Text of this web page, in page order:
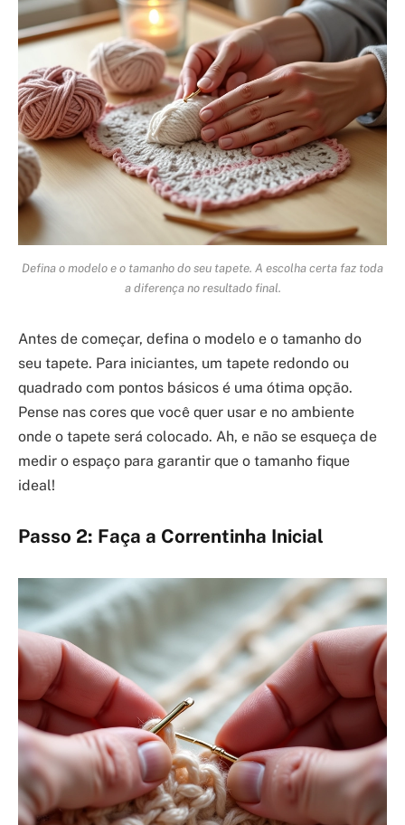
Defina o modelo e o tamanho do seu tapete. A escolha certa faz toda
a diferença no resultado final.
Antes de começar, defina o modelo e o tamanho do
seu tapete. Para iniciantes, um tapete redondo ou
quadrado com pontos básicos é uma ótima opção.
Pense nas cores que você quer usar e no ambiente
onde o tapete será colocado. Ah, e não se esqueça de
medir o espaço para garantir que o tamanho fique
ideal!
Passo 2: Faça a Correntinha Inicial